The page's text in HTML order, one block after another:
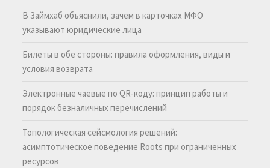
В Займхаб объяснили, зачем в карточках МФО
указывают юридические лица
Билеты в обе стороны: правила оформления, виды и
условия возврата
Электронные чаевые по QR-коду: принцип работы и
порядок безналичных перечислений
Топологическая сейсмология решений:
асимптотическое поведение Roots при ограниченных
ресурсов